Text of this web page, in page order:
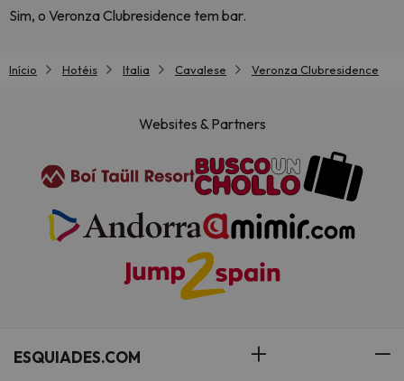
Sim, o Veronza Clubresidence tem bar.
Início Hotéis Italia Cavalese Veronza Clubresidence
Websites & Partners
ESQUIADES.COM